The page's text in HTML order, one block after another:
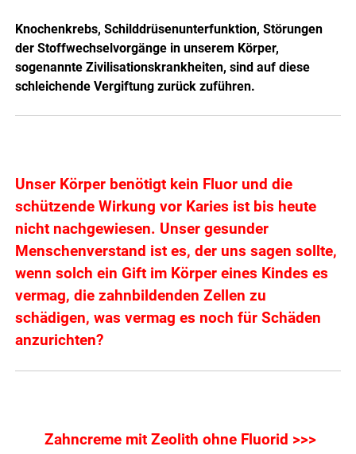
Knochenkrebs, Schilddrüsenunterfunktion, Störungen
der Stoffwechselvorgänge in unserem Körper,
sogenannte Zivilisationskrankheiten, sind auf diese
schleichende Vergiftung zurück zuführen.
Unser Körper benötigt kein Fluor und die
schützende Wirkung vor Karies ist bis heute
nicht nachgewiesen. Unser gesunder
Menschenverstand ist es, der uns sagen sollte,
wenn solch ein Gift im Körper eines Kindes es
vermag, die zahnbildenden Zellen zu
schädigen, was vermag es noch für Schäden
anzurichten?
Zahncreme mit Zeolith ohne Fluorid >>>